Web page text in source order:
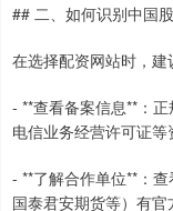
## 二、如何识别中国
在选择配资网站时，建
- **查看备案信息**：
电信业务经营许可证等
- **了解合作单位**：查
国泰君安期货等）有官